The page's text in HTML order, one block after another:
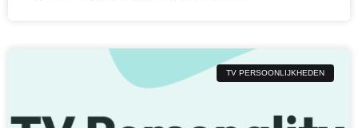
TV PERSOONLIJKHEDEN